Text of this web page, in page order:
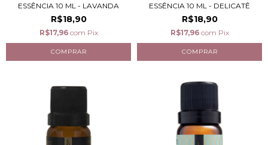
ESSÊNCIA 10 ML - LAVANDA
R$18,90
R$17,96 com Pix
ESSÊNCIA 10 ML - DELICATÊ
R$18,90
R$17,96 com Pix